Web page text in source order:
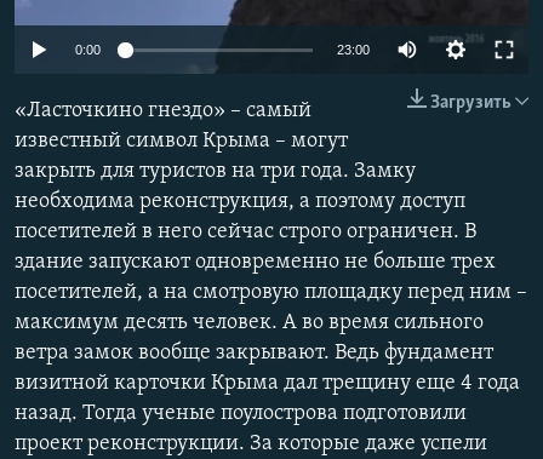
ПОБЕДИТЕЛЕЙ НЕ СУДЯТ?
ELIFBE
УКРАИНСКАЯ ПРОБЛЕМА КРЫМА
Все сайты RFE/RL
0:00 23:00
Загрузить
«Ласточкино гнездо» – самый
известный символ Крыма – могут
закрыть для туристов на три года. Замку
необходима реконструкция, а поэтому доступ
посетителей в него сейчас строго ограничен. В
здание запускают одновременно не больше трех
посетителей, а на смотровую площадку перед ним –
максимум десять человек. А во время сильного
ветра замок вообще закрывают. Ведь фундамент
визитной карточки Крыма дал трещину еще 4 года
назад. Тогда ученые поулострова подготовили
проект реконструкции. За которые даже успели